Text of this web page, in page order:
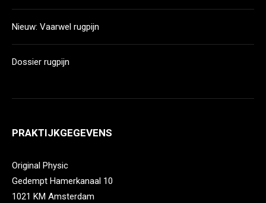
Nieuw: Vaarwel rugpijn
Dossier rugpijn
PRAKTIJKGEGEVENS
Original Physic
Gedempt Hamerkanaal 10
1021 KM Amsterdam